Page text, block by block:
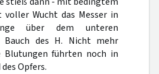
Wucht das Messer in
über dem unteren
des H. Nicht mehr
Blutungen führten noch in
Opfers.